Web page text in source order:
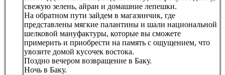
свежую зелень, айран и домашние лепешки.
На обратном пути зайдем в магазинчик, где
представлены мягкие палантины и шали национальной
шелковой мануфактуры, которые вы сможете
примерить и приобрести на память с ощущением, что
увозите домой кусочек востока.
Поздно вечером возвращение в Баку.
Ночь в Баку.